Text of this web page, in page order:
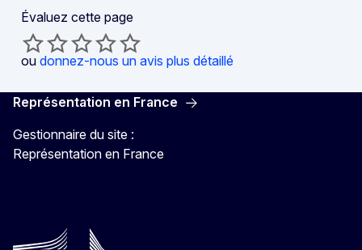
Évaluez cette page
ou donnez-nous un avis plus détaillé
Représentation en France
Gestionnaire du site :
Représentation en France